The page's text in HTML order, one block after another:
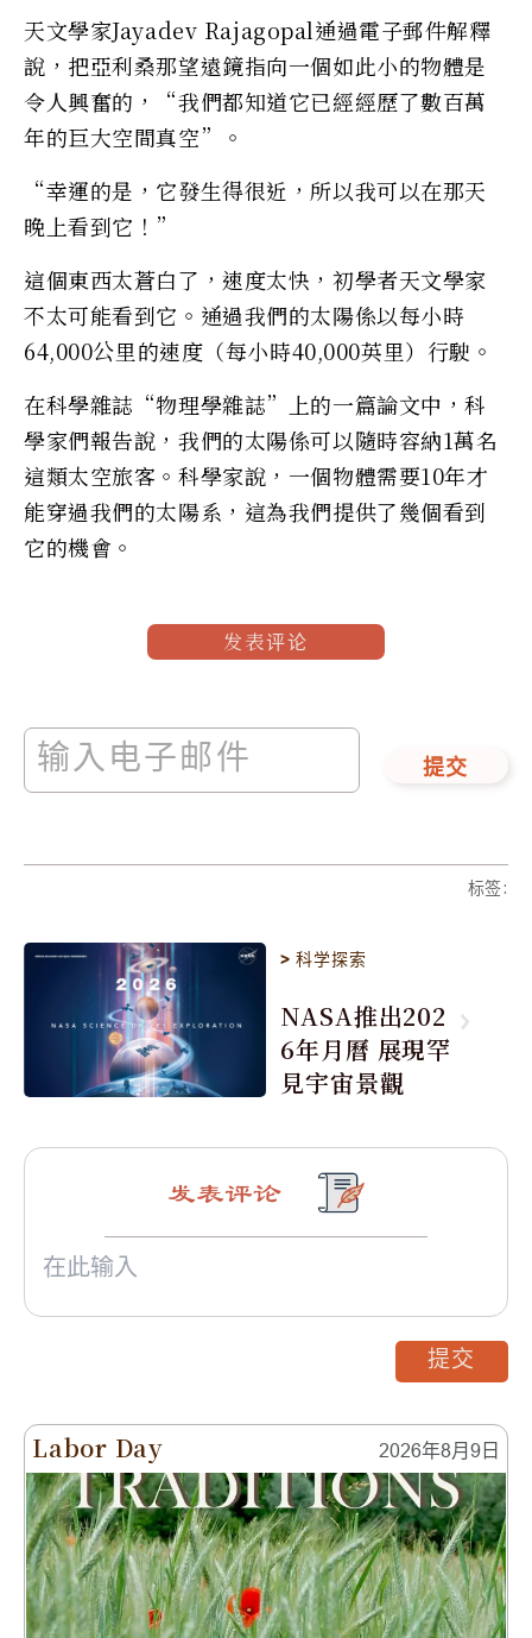
天文學家Jayadev Rajagopal通過電子郵件解釋
說，把亞利桑那望遠鏡指向一個如此小的物體是
令人興奮的，“我們都知道它已經經歷了數百萬
年的巨大空間真空”。
“幸運的是，它發生得很近，所以我可以在那天
晚上看到它！”
這個東西太蒼白了，速度太快，初學者天文學家
不太可能看到它。通過我們的太陽係以每小時
64,000公里的速度（每小時40,000英里）行駛。
在科學雜誌“物理學雜誌”上的一篇論文中，科
學家們報告說，我們的太陽係可以隨時容納1萬名
這類太空旅客。科學家說，一個物體需要10年才
能穿過我們的太陽系，這為我們提供了幾個看到
它的機會。
发表评论
提交
标签:
>科学探索
NASA推出202
6年月曆 展現罕
見宇宙景觀
Labor Day 2026年8月9日
发表评论
提交